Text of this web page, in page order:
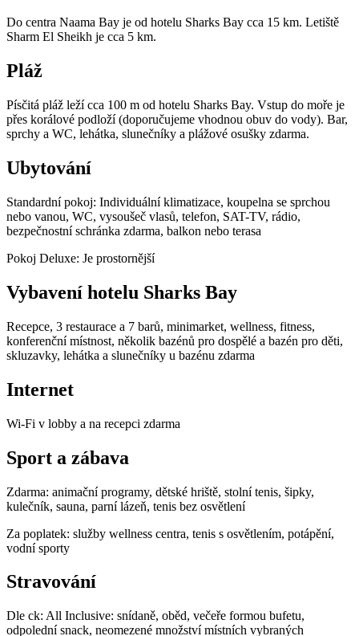
Do centra Naama Bay je od hotelu Sharks Bay cca 15 km. Letiště
Sharm El Sheikh je cca 5 km.
Pláž
Písčitá pláž leží cca 100 m od hotelu Sharks Bay. Vstup do moře je
přes korálové podloží (doporučujeme vhodnou obuv do vody). Bar,
sprchy a WC, lehátka, slunečníky a plážové osušky zdarma.
Ubytování
Standardní pokoj: Individuální klimatizace, koupelna se sprchou
nebo vanou, WC, vysoušeč vlasů, telefon, SAT-TV, rádio,
bezpečnostní schránka zdarma, balkon nebo terasa
Pokoj Deluxe: Je prostornější
Vybavení hotelu Sharks Bay
Recepce, 3 restaurace a 7 barů, minimarket, wellness, fitness,
konferenční místnost, několik bazénů pro dospělé a bazén pro děti,
skluzavky, lehátka a slunečníky u bazénu zdarma
Internet
Wi-Fi v lobby a na recepci zdarma
Sport a zábava
Zdarma: animační programy, dětské hriště, stolní tenis, šipky,
kulečník, sauna, parní lázeň, tenis bez osvětlení
Za poplatek: služby wellness centra, tenis s osvětlením, potápění,
vodní sporty
Stravování
Dle ck: All Inclusive: snídaně, oběd, večeře formou bufetu,
odpolední snack, neomezené množství místních vybraných